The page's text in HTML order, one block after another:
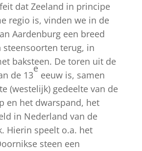
dat Zeeland in principe
regio is, vinden we in de
Aardenburg een breed
steensoorten terug, in
baksteen. De toren uit de
de 13
e
eeuw is, samen
(westelijk) gedeelte van de
en het dwarspand, het
in Nederland van de
Hierin speelt o.a. het
steen een